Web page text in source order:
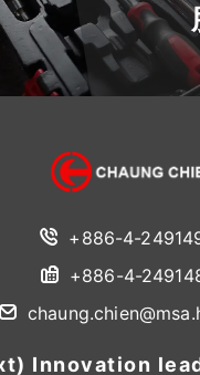
+886-4-
+886-4-
Innovation